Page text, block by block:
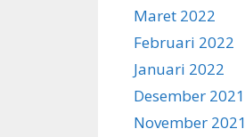
Maret 2022
Februari 2022
Januari 2022
Desember 2021
November 2021